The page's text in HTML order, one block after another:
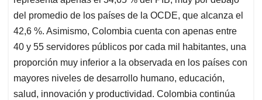
del promedio de los países de la OCDE, que alcanza el
42,6 %. Asimismo, Colombia cuenta con apenas entre
40 y 55 servidores públicos por cada mil habitantes, una
proporción muy inferior a la observada en los países con
mayores niveles de desarrollo humano, educación,
salud, innovación y productividad. Colombia continúa